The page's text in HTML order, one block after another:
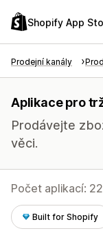
Shopify App
Prodejní kanály
Aplikace pro
Prodávejte
věci.
Počet aplikací:
Built for Shopify